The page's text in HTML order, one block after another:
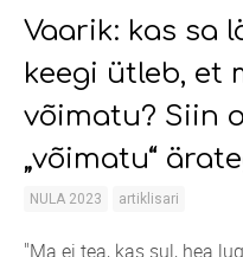
Vaarik: kas sa
keegi ütleb, et
võimatu? Siin
„võimatu“
NULA 2023 artiklisari
"Ma ei tea, kas sul, hea